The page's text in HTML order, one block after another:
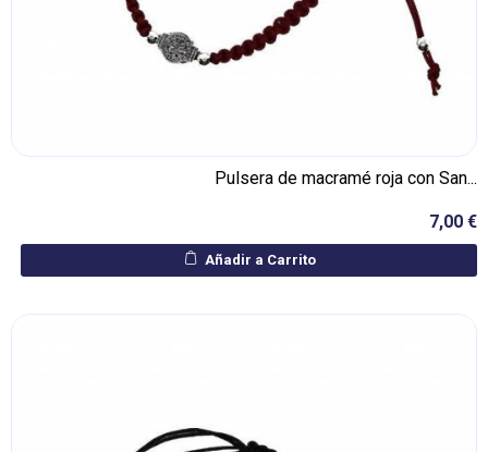
Pulsera de macramé roja con San...
7,00 €
Añadir a Carrito